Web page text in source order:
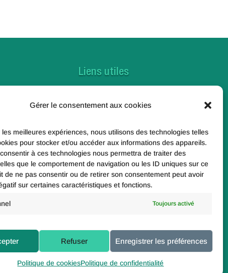
Gérer le consentement aux cookies
les meilleures expériences, nous utilisons des technologies telles
pour stocker et/ou accéder aux informations des appareils.
à ces technologies nous permettra de traiter des
que le comportement de navigation ou les ID uniques sur ce
de ne pas consentir ou de retirer son consentement peut avoir
sur certaines caractéristiques et fonctions.
Toujours activé
Refuser Enregistrer les préférences
Politique de cookiesPolitique de confidentialité
Liens utiles
Foire aux questions
Toutes nos actualités
Nos enquêtes
Paris 19e
Politique de confidentialité